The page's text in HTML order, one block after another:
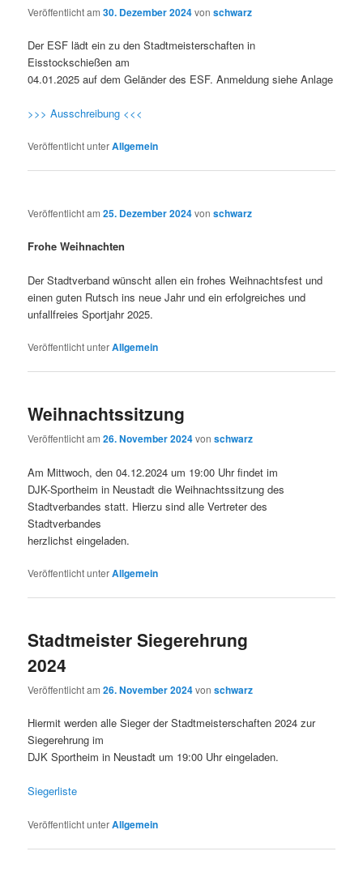
Veröffentlicht am30. Dezember 2024vonschwarz
Der ESF lädt ein zu den Stadtmeisterschaften in
Eisstockschießen am
04.01.2025 auf dem Geländer des ESF. Anmeldung siehe Anlage
>>> Ausschreibung <<<
Veröffentlicht unterAllgemein
Veröffentlicht am25. Dezember 2024vonschwarz
Frohe Weihnachten
Der Stadtverband wünscht allen ein frohes Weihnachtsfest und
einen guten Rutsch ins neue Jahr und ein erfolgreiches und
unfallfreies Sportjahr 2025.
Veröffentlicht unterAllgemein
Weihnachtssitzung
Veröffentlicht am26. November 2024vonschwarz
Am Mittwoch, den 04.12.2024 um 19:00 Uhr findet im
DJK-Sportheim in Neustadt die Weihnachtssitzung des
Stadtverbandes statt. Hierzu sind alle Vertreter des
Stadtverbandes
herzlichst eingeladen.
Veröffentlicht unterAllgemein
Stadtmeister Siegerehrung
2024
Veröffentlicht am26. November 2024vonschwarz
Hiermit werden alle Sieger der Stadtmeisterschaften 2024 zur
Siegerehrung im
DJK Sportheim in Neustadt um 19:00 Uhr eingeladen.
Siegerliste
Veröffentlicht unterAllgemein